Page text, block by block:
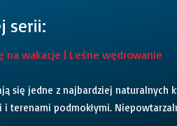
serii:
na wakacje | Leśne wędrowanie
się jedne z najbardziej
i terenami podmokłymi.